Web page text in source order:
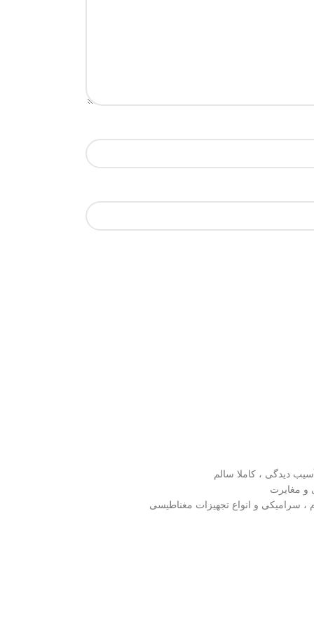
دیدگی ، کاملا سالم
مغایرت
، سرامیکی و انواع تجهیزات مغناطیسی